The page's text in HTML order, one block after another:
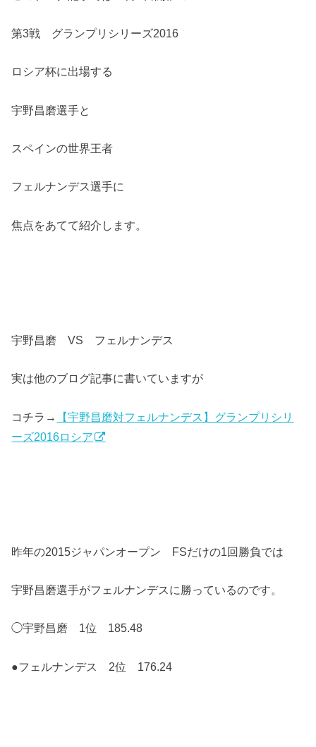
第3戦 グランプリシリーズ2016
ロシア杯に出場する
宇野昌磨選手と
スペインの世界王者
フェルナンデス選手に
焦点をあてて紹介します。
宇野昌磨 VS フェルナンデス
実は他のブログ記事に書いていますが
コチラ→
【宇野昌磨対フェルナンデス】グランプリシリ
ーズ2016ロシア
昨年の2015ジャパンオープン FSだけの1回勝負では
宇野昌磨選手がフェルナンデスに勝っているのです。
◯宇野昌磨 1位 185.48
●フェルナンデス 2位 176.24